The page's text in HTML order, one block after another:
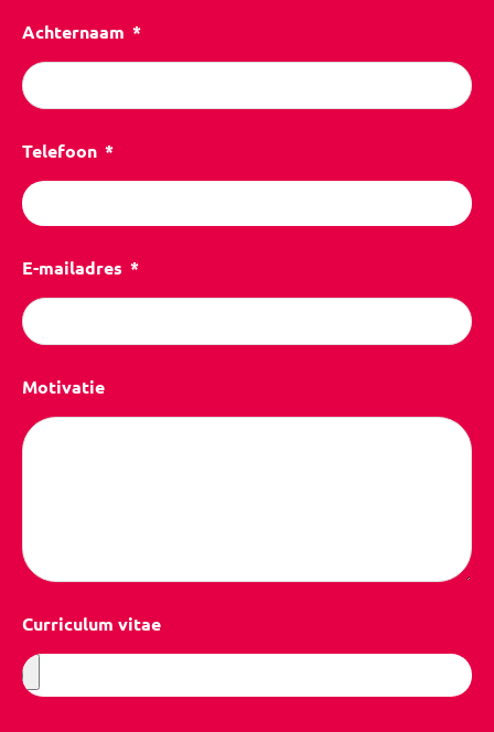
Achternaam
Telefoon
E-mailadres
Motivatie
Curriculum vitae